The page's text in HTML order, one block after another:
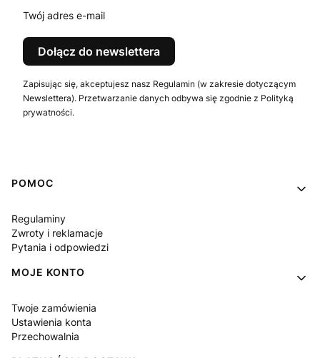
Twój adres e-mail
Dołącz do newslettera
Zapisując się, akceptujesz nasz Regulamin (w zakresie dotyczącym
Newslettera). Przetwarzanie danych odbywa się zgodnie z Polityką
prywatności.
Linki w stopce
POMOC
Regulaminy
Zwroty i reklamacje
Pytania i odpowiedzi
MOJE KONTO
Twoje zamówienia
Ustawienia konta
Przechowalnia